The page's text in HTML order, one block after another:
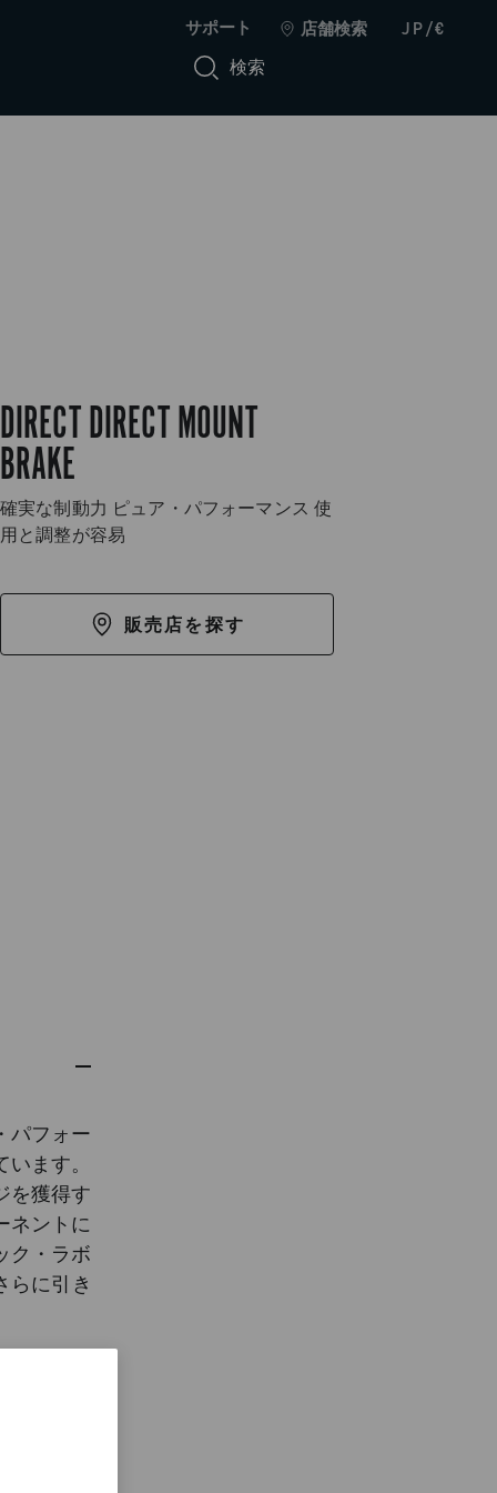
サポート 店舗検索 JP/€
検索
DIRECT DIRECT MOUNT
BRAKE
確実な制動力 ピュア・パフォーマンス 使
用と調整が容易
販売店を探す
パフォー
ます。
を獲得す
ネントに
ク・ラボ
らに引き
ランス設